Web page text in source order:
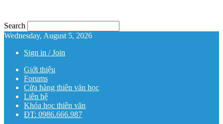
Search
Wednesday, August 5, 2026
Sign in / Join
Giới thiệu
Forums
Cửa hàng thiên văn học
Liên hệ
Khóa học thiên văn
ĐT: 0986.666.987